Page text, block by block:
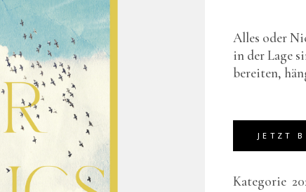
Alles oder
in der Lage
bereiten,
JETZT
Alternative:
Kategorie